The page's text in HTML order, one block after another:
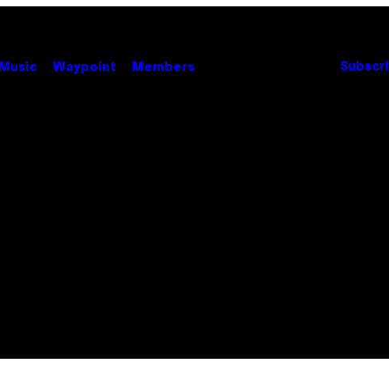
Music Waypoint Members